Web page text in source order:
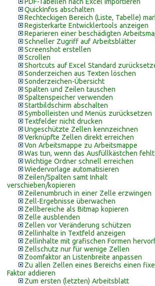
QuickInfos abschalten
Rechteckigen Bereich (Liste, Tabelle)
Registerkarte Entwicklertools anzeigen
Reparieren einer beschädigten
Schneller Zugriff auf Arbeitsblätter
Screenshot erstellen
Scrollen
Shortcuts auf Excel Standard
Sonderzeichen aus Texten löschen
Sonderzeichen-Übersicht
Spalten und Zeilen tauschen
Spaltenspeicher verwenden
Startbildschirm abschalten
Symbolleisten und Menüs zurücksetzen
Textfelder nicht drucken
Ungeschützte Zellen kennzeichnen
Verknüpfte Zellen direkt erreichen
Von Arbeitsmappe zu Arbeitsmappe
Was tun, wenn das Ausfüllkästchen
Wichtige Ordner schnell erreichen
Wiedervorlage automatisieren
Zeilen/Spalten samt Inhalt
verschieben/kopieren
Zeilenumbruch in einer Zelle erzwingen
Zell-Ergebnisse überwachen
Zellbereiche als Bitmap kopieren
Zelle ausblenden
Zellen vor Veränderung schützen
Zellinhalte in Textfeld anzeigen
Zellinhalte mit grafischen Formen
Zellschutz nur für wenige Zellen
Zoomfaktor an Listenbreite anpassen
Zu allen Zellen eines Bereichs einen
Faktor addieren
Zum ersten (letzten) Arbeitsblatt